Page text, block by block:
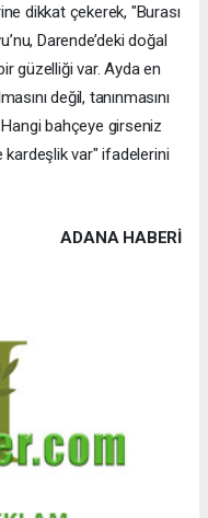
dikkat çekerek, "Burası
Darende’deki doğal
güzelliği var. Ayda en
değil, tanınmasını
bahçeye girseniz
var" ifadelerini
ADANA HABERİ